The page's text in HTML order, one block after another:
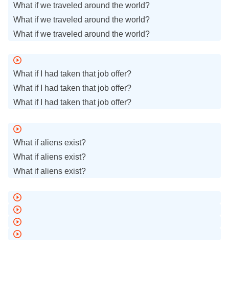
What if we traveled around the world?
What if we traveled around the world?
What if we traveled around the world?
What if I had taken that job offer?
What if I had taken that job offer?
What if I had taken that job offer?
What if aliens exist?
What if aliens exist?
What if aliens exist?